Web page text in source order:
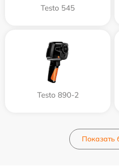
Testo 545
Testo 890-2
Показать